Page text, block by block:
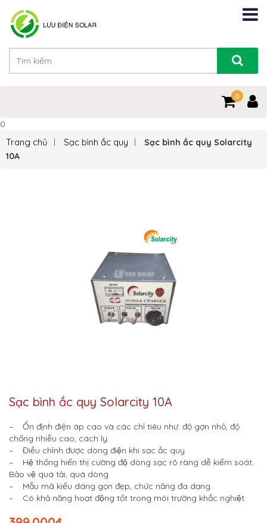
0
0
Trang chủ Sạc bình ắc quy
Sạc bình ắc quy Solarcity
10A
Sạc bình ắc quy Solarcity 10A
– Ổn định điện áp cao và các chỉ tiêu như: độ gợn nhỏ, độ
chống nhiễu cao, cách ly
– Điều chỉnh được dòng điện khi sạc ắc quy
– Hệ thống hiển thị cường độ dòng sạc rõ ràng dễ kiểm soát.
Bảo vệ quá tải, quá dòng
– Mẫu mã kiểu dáng gọn đẹp, chức năng đa dạng.
– Có khả năng hoạt động tốt trong môi trường khắc nghiệt.